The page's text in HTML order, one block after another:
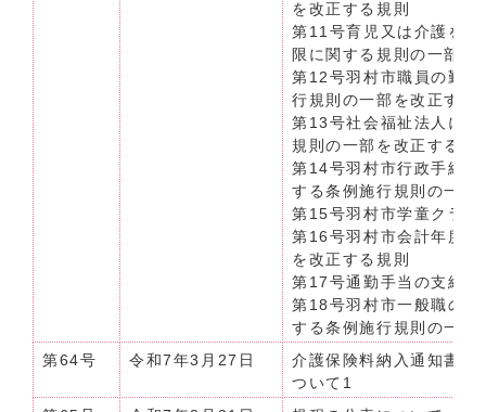
を改正する規則
第11号育児又は介護を
限に関する規則の一部を
第12号羽村市職員の勤
行規則の一部を改正する
第13号社会福祉法人に
規則の一部を改正する規
第14号羽村市行政手続
する条例施行規則の一部
第15号羽村市学童クラ
第16号羽村市会計年度
を改正する規則
第17号通勤手当の支給
第18号羽村市一般職の
する条例施行規則の一部
第64号
令和7年3月27日
介護保険料納入通知書等
ついて1